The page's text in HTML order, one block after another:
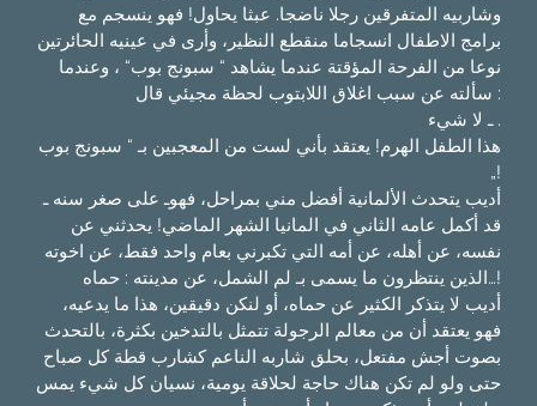
وشاربيه المتفرقين رجلا ناضجا. عبثا يحاول! فهو ينسجم مع
برامج الاطفال انسجاما منقطع النظير، وأرى في عينيه الحائرتين
نوعا من الفرحة المؤقتة عندما يشاهد “ سبونج بوب“ ، وعندما
سألته عن سبب اغلاق اللابتوب لحظة مجيئي قال :
ـ لا شيء .
هذا الطفل الهرم! يعتقد بأني لست من المعجبين بـ “ سبونج بوب
„!
أديب يتحدث الألمانية أفضل مني بمراحل، فهوـ على صغر سنه ـ
قد أكمل عامه الثاني في المانيا الشهر الماضي! يحدثني عن
نفسه، عن أهله، عن أمه التي تكبرني بعام واحد فقط، عن اخوته
الذين ينتظرون ما يسمى بـ لم الشمل، عن مدينته : حماه…!
أديب لا يتذكر الكثير عن حماه، أو لنكن دقيقين، هذا ما يدعيه،
فهو يعتقد أن من معالم الرجولة تتمثل بالتدخين بكثرة، بالتحدث
بصوت أجش مفتعل، بحلق شاربه الناعم كشارب قطة كل صباح
حتى ولو لم تكن هناك حاجة لحلاقة يومية، نسيان كل شيء يمس